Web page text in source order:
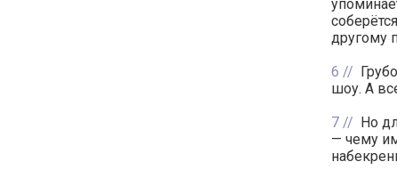
другому
6
шоу. А
7
Но
— чему